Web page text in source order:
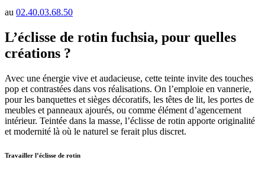
au 02.40.03.68.50
L’éclisse de rotin fuchsia, pour quelles
créations ?
Avec une énergie vive et audacieuse, cette teinte invite des touches
pop et contrastées dans vos réalisations. On l’emploie en vannerie,
pour les banquettes et sièges décoratifs, les têtes de lit, les portes de
meubles et panneaux ajourés, ou comme élément d’agencement
intérieur. Teintée dans la masse, l’éclisse de rotin apporte originalité
et modernité là où le naturel se ferait plus discret.
Travailler l’éclisse de rotin